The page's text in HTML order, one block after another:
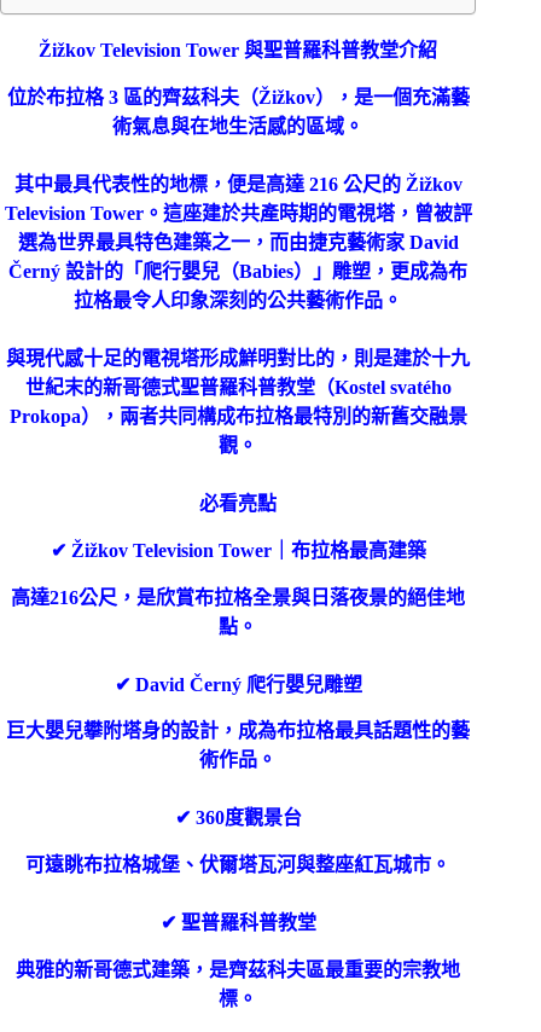
Žižkov Television Tower 與聖普羅科普教堂介紹
位於布拉格 3 區的齊茲科夫（Žižkov），是一個充滿藝
術氣息與在地生活感的區域。
其中最具代表性的地標，便是高達 216 公尺的 Žižkov
Television Tower。這座建於共產時期的電視塔，曾被評
選為世界最具特色建築之一，而由捷克藝術家 David
Černý 設計的「爬行嬰兒（Babies）」雕塑，更成為布
拉格最令人印象深刻的公共藝術作品。
與現代感十足的電視塔形成鮮明對比的，則是建於十九
世紀末的新哥德式聖普羅科普教堂（Kostel svatého
Prokopa），兩者共同構成布拉格最特別的新舊交融景
觀。
必看亮點
✔ Žižkov Television Tower｜布拉格最高建築
高達216公尺，是欣賞布拉格全景與日落夜景的絕佳地
點。
✔ David Černý 爬行嬰兒雕塑
巨大嬰兒攀附塔身的設計，成為布拉格最具話題性的藝
術作品。
✔ 360度觀景台
可遠眺布拉格城堡、伏爾塔瓦河與整座紅瓦城市。
✔ 聖普羅科普教堂
典雅的新哥德式建築，是齊茲科夫區最重要的宗教地
標。